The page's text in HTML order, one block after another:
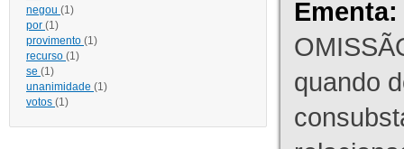
negou (1)
por (1)
provimento (1)
recurso (1)
se (1)
unanimidade (1)
votos (1)
Ementa:
quando